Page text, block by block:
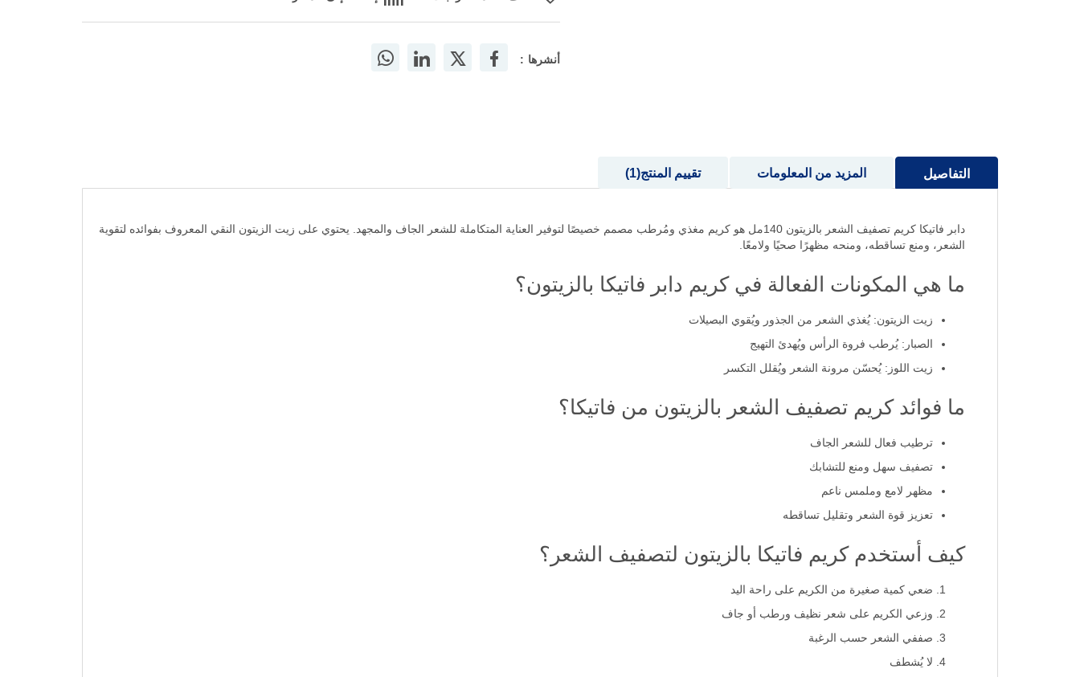
أنشرها :
التفاصيل
دابر فاتيكا كريم تصفيف الشعر بالزيتون 140مل هو كريم مغذي ومُرطب مصمم خصيصًا لتوفير العناية المتكاملة للشعر الجاف والمجهد. يحتوي على زيت الزيتون النقي المعروف بفوائده لتقوية
الشعر، ومنع تساقطه، ومنحه مظهرًا صحيًا ولامعًا.
ما هي المكونات الفعالة في كريم دابر فاتيكا بالزيتون؟
زيت الزيتون: يُغذي الشعر من الجذور ويُقوي البصيلات
الصبار: يُرطب فروة الرأس ويُهدئ التهيج
زيت اللوز: يُحسّن مرونة الشعر ويُقلل التكسر
ما فوائد كريم تصفيف الشعر بالزيتون من فاتيكا؟
ترطيب فعال للشعر الجاف
تصفيف سهل ومنع للتشابك
مظهر لامع وملمس ناعم
تعزيز قوة الشعر وتقليل تساقطه
كيف أستخدم كريم فاتيكا بالزيتون لتصفيف الشعر؟
ضعي كمية صغيرة من الكريم على راحة اليد
وزعي الكريم على شعر نظيف ورطب أو جاف
صففي الشعر حسب الرغبة
لا يُشطف
المزيد من المعلومات تقييم المنتج 1